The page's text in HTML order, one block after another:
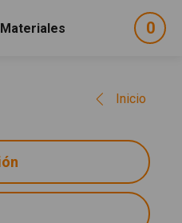
Materiales 0
Inicio